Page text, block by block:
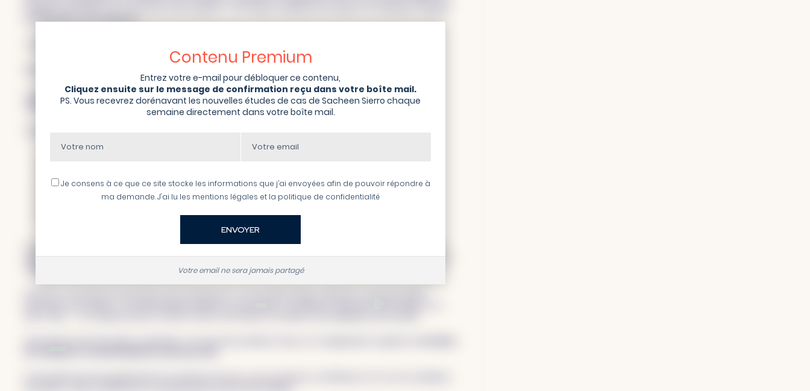
Contenu Premium
Entrez votre e-mail pour débloquer ce contenu,
Cliquez ensuite sur le message de confirmation reçu dans votre boîte mail.
PS. Vous recevrez dorénavant les nouvelles études de cas de Sacheen Sierro chaque
semaine directement dans votre boîte mail.
Je consens à ce que ce site stocke les informations que j’ai envoyées afin de pouvoir répondre à
ma demande. J'ai lu les mentions légales et la politique de confidentialité
Votre email ne sera jamais partagé
Comme dans tous les projets que je partage avec vous, la méthodologie est stricte et j’agis de manière
méthodique.
La construction du fichier
La récolte des données
La classification des données
J’en profite pour préciser que toutes les études de marché ou analyses des concurrents se déroulent de la même
manière. À chaque fois, les mêmes séquences de travail. En sachant que de nombreuses heures sont consacrées à
cette phase d’analyse et de compréhension.